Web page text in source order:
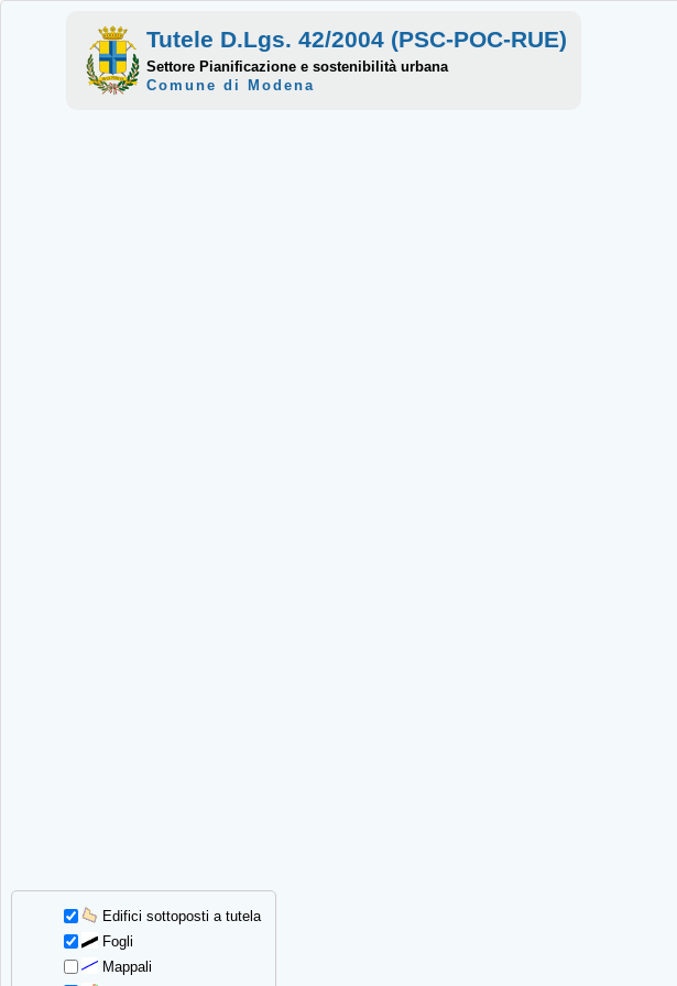
Edifici sottoposti a tutela
Fogli
Mappali
Tutele D.Lgs. 42/2004 (PSC-POC-RUE)
Settore Pianificazione e sostenibilità urbana
Comune di Modena